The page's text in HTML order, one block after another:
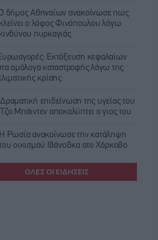
δήμος Αθηναίων ανακοίνωσε πως
ο λόφος Φινόπουλου λόγω
πυρκαγιάς
Εκτόξευση κεφαλαίων
ομόλογα καταστροφής λόγω της
κρίσης
Δραματική επιδείνωση της υγείας του
Τζο Μπάιντεν αποκαλύπτει ο γιος του
Η Ρωσία ανακοίνωσε την κατάληψη
οικισμού Ιβάνοβκα στο Χάρκοβο
ΟΛΕΣ ΟΙ ΕΙΔΗΣΕΙΣ